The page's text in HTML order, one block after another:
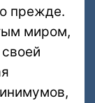
прежде.
миром,